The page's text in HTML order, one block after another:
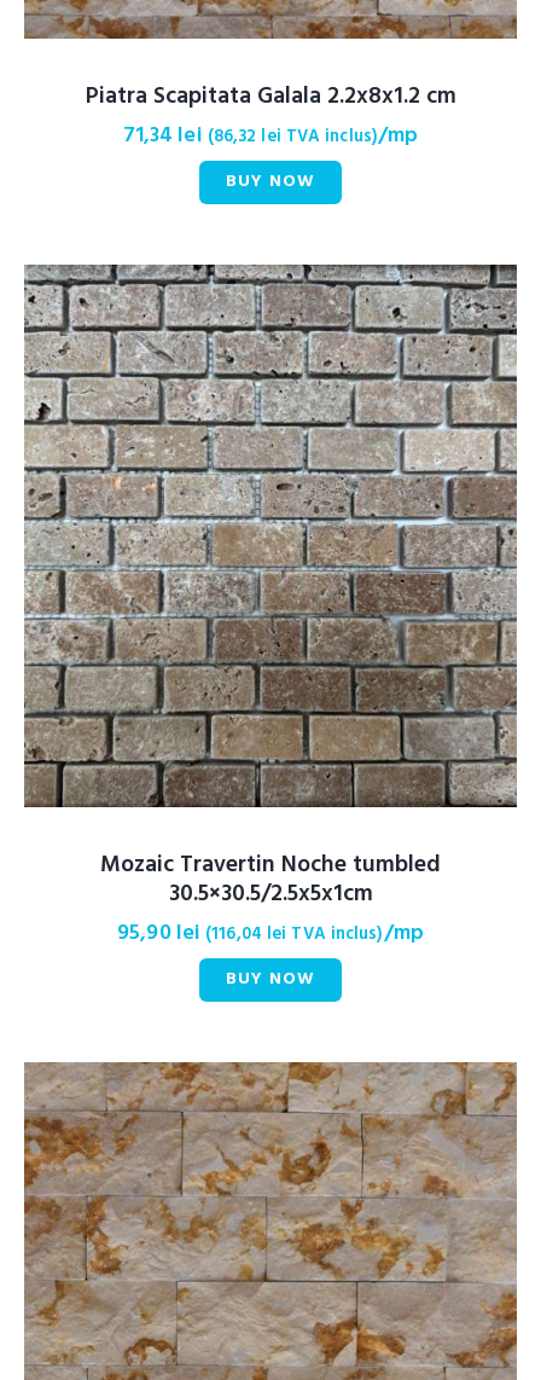
Piatra Scapitata Galala 2.2x8x1.2 cm
71,34 lei (86,32 lei TVA inclus)/mp
BUY NOW
Mozaic Travertin Noche tumbled
30.5×30.5/2.5x5x1cm
95,90 lei (116,04 lei TVA inclus)/mp
BUY NOW